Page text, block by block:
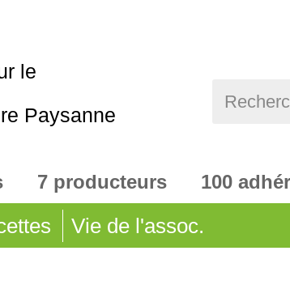
7 producteurs 100
le
Paysanne
Vie de l'assoc.